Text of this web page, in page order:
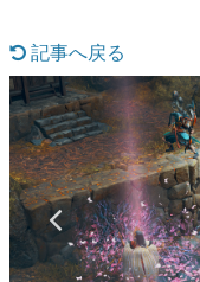
なんで
ゲーム開
具体的な
です。
ゲーム
「経験値
の起源や
イニーP氏
記事へ戻る